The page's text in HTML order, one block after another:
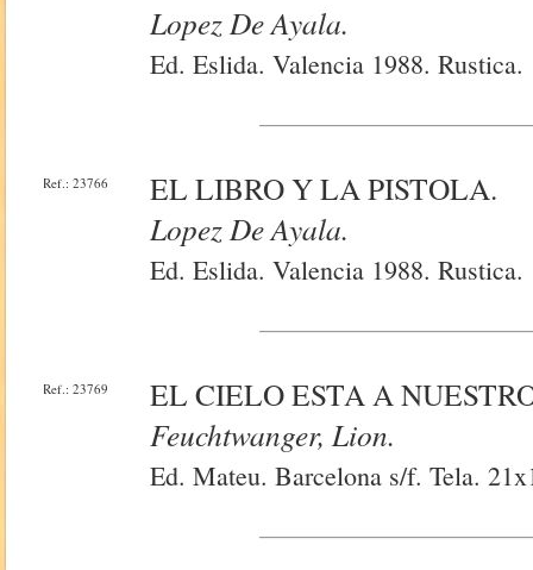
Lopez De Ayala.
Ed. Eslida. Valencia 1988.
Ref.: 23766
EL LIBRO Y LA PISTOLA.
Lopez De Ayala.
Ed. Eslida. Valencia 1988.
Ref.: 23769
EL CIELO ESTA A
Feuchtwanger, Lion.
Ed. Mateu. Barcelona s/f. Tela.